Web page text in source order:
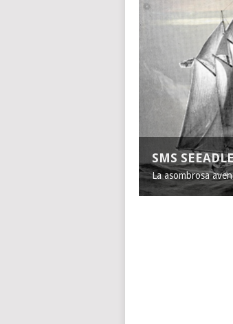
SMS
La asombrosa